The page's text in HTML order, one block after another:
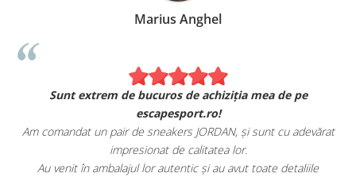
Marius Anghel
Sunt extrem de bucuros de achiziția mea de pe
escapesport.ro!
Am comandat un pair de sneakers JORDAN, și sunt cu adevărat
impresionat de calitatea lor.
Au venit în ambalajul lor autentic și au avut toate detaliile